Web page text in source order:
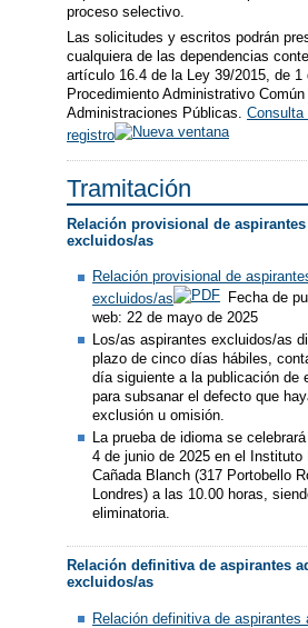
proceso selectivo.
Las solicitudes y escritos podrán
cualquiera de las dependencias
artículo 16.4 de la Ley 39/2015, de 1
Procedimiento Administrativo Común
Administraciones Públicas.
registro
Tramitación
Relación provisional de
excluidos/as
Relación provisional de
excluidos/as
Fecha de
web: 22 de mayo de 2025
Los/as aspirantes excluidos/as
plazo de cinco días hábiles,
día siguiente a la publicación de
para subsanar el defecto que
exclusión u omisión.
La prueba de idioma se
4 de junio de 2025 en el
Cañada Blanch (317 Portobello
Londres) a las 10.00 horas,
eliminatoria.
Relación definitiva de aspirantes
excluidos/as
Relación definitiva de aspirantes